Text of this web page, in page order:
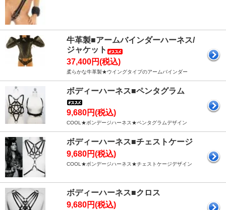
牛革製■アームバインダーハーネス/
ジャケット
37,400円(税込)
柔らかな牛革製★ウイングタイプのアームバインダー
ボディーハーネス■ペンタグラム
9,680円(税込)
COOL★ボンデージハーネス★ペンタグラムデザイン
ボディーハーネス■チェストケージ
9,680円(税込)
COOL★ボンデージハーネス★チェストケージデザイン
ボディーハーネス■クロス
9,680円(税込)